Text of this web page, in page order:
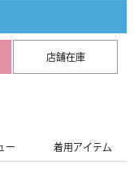
店舗在庫
ー 着用アイテム